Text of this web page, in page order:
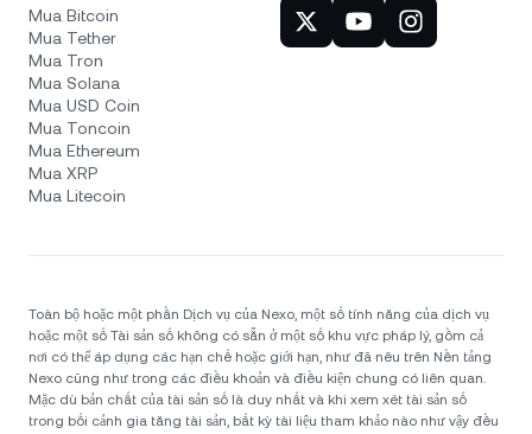
Mua Bitcoin
Mua Tether
Mua Tron
Mua Solana
Mua USD Coin
Mua Toncoin
Mua Ethereum
Mua XRP
Mua Litecoin
Toàn bộ hoặc một phần Dịch vụ của Nexo, một số tính năng của dịch vụ
hoặc một số Tài sản số không có sẵn ở một số khu vực pháp lý, gồm cả
nơi có thể áp dụng các hạn chế hoặc giới hạn, như đã nêu trên Nền tảng
Nexo cũng như trong các điều khoản và điều kiện chung có liên quan.
Mặc dù bản chất của tài sản số là duy nhất và khi xem xét tài sản số
trong bối cảnh gia tăng tài sản, bất kỳ tài liệu tham khảo nào như vậy đều